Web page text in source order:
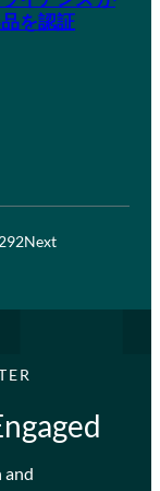
を認証
Next
and